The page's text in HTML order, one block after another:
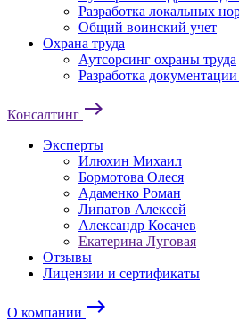
Разработка локальных
Общий воинский учет
Охрана труда
Аутсорсинг охраны труда
Разработка
Консалтинг east
Эксперты
Илюхин Михаил
Бормотова Олеся
Адаменко Роман
Липатов Алексей
Александр Косачев
Екатерина Луговая
Отзывы
Лицензии и сертификаты
О компании east